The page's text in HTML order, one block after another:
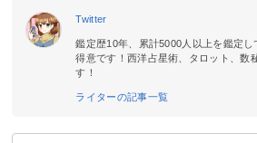
Twitter
鑑定歴10年、累計5000人以上を鑑定
得意です！西洋占星術、タロット、数
す！
ライターの記事一覧